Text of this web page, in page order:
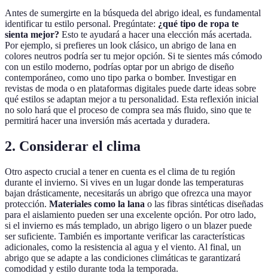
Antes de sumergirte en la búsqueda del abrigo ideal, es fundamental
identificar tu estilo personal. Pregúntate: ¿qué tipo de ropa te
sienta mejor? Esto te ayudará a hacer una elección más acertada.
Por ejemplo, si prefieres un look clásico, un abrigo de lana en
colores neutros podría ser tu mejor opción. Si te sientes más cómodo
con un estilo moderno, podrías optar por un abrigo de diseño
contemporáneo, como uno tipo parka o bomber. Investigar en
revistas de moda o en plataformas digitales puede darte ideas sobre
qué estilos se adaptan mejor a tu personalidad. Esta reflexión inicial
no solo hará que el proceso de compra sea más fluido, sino que te
permitirá hacer una inversión más acertada y duradera.
2. Considerar el clima
Otro aspecto crucial a tener en cuenta es el clima de tu región
durante el invierno. Si vives en un lugar donde las temperaturas
bajan drásticamente, necesitarás un abrigo que ofrezca una mayor
protección. Materiales como la lana o las fibras sintéticas diseñadas
para el aislamiento pueden ser una excelente opción. Por otro lado,
si el invierno es más templado, un abrigo ligero o un blazer puede
ser suficiente. También es importante verificar las características
adicionales, como la resistencia al agua y el viento. Al final, un
abrigo que se adapte a las condiciones climáticas te garantizará
comodidad y estilo durante toda la temporada.